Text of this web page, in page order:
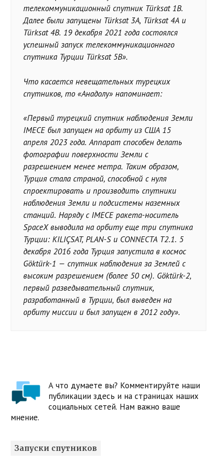
телекоммуникационный спутник Türksat 1B.
Далее были запущены Türksat 3A, Türksat 4A и
Türksat 4B. 19 декабря 2021 года состоялся
успешный запуск телекоммуникационного
спутника Турции Türksat 5B».
Что касается невещательных турецких
спутников, то «Анадолу» напоминает:
«Первый турецкий спутник наблюдения Земли
IMECE был запущен на орбиту из США 15
апреля 2023 года. Аппарат способен делать
фотографии поверхности Земли с
разрешением менее метра. Таким образом,
Турция стала страной, способной с нуля
спроектировать и производить спутники
наблюдения Земли и подсистемы наземных
станций. Наряду с IMECE ракета-носитель
SpaceX выводила на орбиту еще три спутника
Турции: KILIÇSAT, PLAN-S и CONNECTA T2.1. 5
декабря 2016 года Турция запустила в космос
Göktürk-1 — спутник наблюдения за Землей с
высоким разрешением (более 50 см). Göktürk-2,
первый разведывательный спутник,
разработанный в Турции, был выведен на
орбиту миссии и был запущен в 2012 году».
А что думаете вы? Комментируйте наши
публикации здесь и на страницах наших
социальных сетей. Нам важно ваше
мнение.
Запуски спутников